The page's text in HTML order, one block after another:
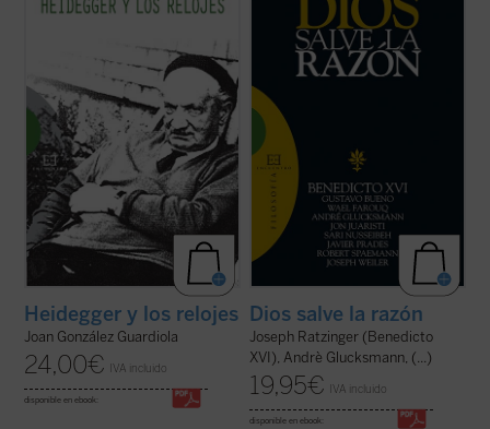
tiempo es la famosa tesis de Heidegger
(ver ficha)
Heidegger y los relojes
Joan González Guardiola
24,00€ IVA incluido
disponible en ebook:
Diversos intelectuales de primera línea,
provenientes de diferentes países,
tradiciones religiosas y posiciones
culturales, se dan cita en este ... (ver ficha)
Dios salve la razón
Joseph Ratzinger (Benedicto
XVI), Andrè Glucksmann, (...)
19,95€ IVA incluido
disponible en ebook: